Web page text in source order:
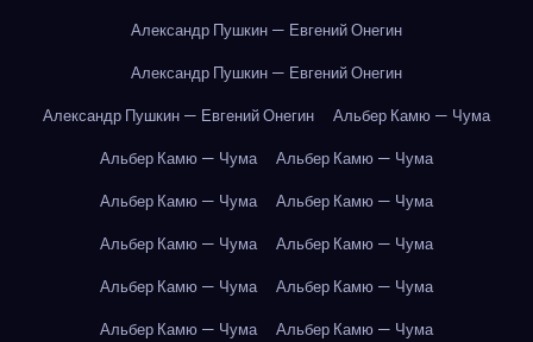
Александр Пушкин — Евгений Онегин
Александр Пушкин — Евгений Онегин
Александр Пушкин — Евгений Онегин
Альбер Камю — Чума
Альбер Камю — Чума
Альбер Камю — Чума
Альбер Камю — Чума
Альбер Камю — Чума
Альбер Камю — Чума
Альбер Камю — Чума
Альбер Камю — Чума
Альбер Камю — Чума
Альбер Камю — Чума
Альбер Камю — Чума